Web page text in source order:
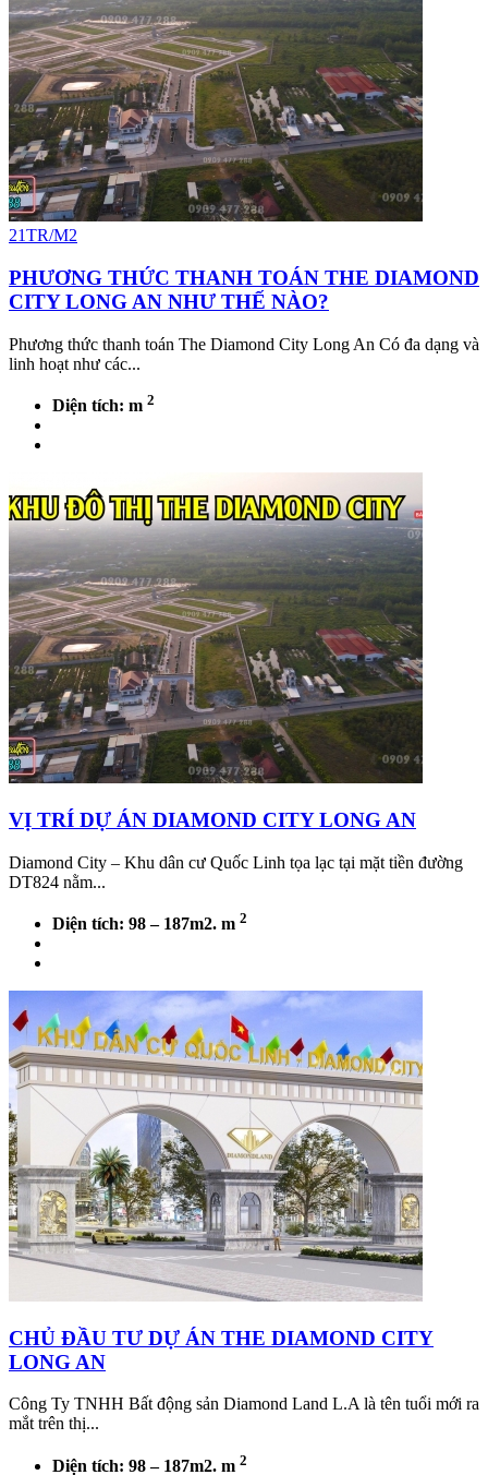
21TR/M2
PHƯƠNG THỨC THANH TOÁN THE DIAMOND
CITY LONG AN NHƯ THẾ NÀO?
Phương thức thanh toán The Diamond City Long An Có đa dạng và
linh hoạt như các...
Diện tích: m 2
VỊ TRÍ DỰ ÁN DIAMOND CITY LONG AN
Diamond City – Khu dân cư Quốc Linh tọa lạc tại mặt tiền đường
DT824 nằm...
Diện tích: 98 – 187m2. m 2
CHỦ ĐẦU TƯ DỰ ÁN THE DIAMOND CITY
LONG AN
Công Ty TNHH Bất động sản Diamond Land L.A là tên tuổi mới ra
mắt trên thị...
Diện tích: 98 – 187m2. m 2